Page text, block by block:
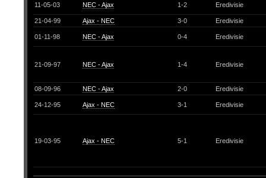
11-05-03 NEC - Ajax 1-2 Eredivisie
21-04-99 Ajax - NEC 3-0 Eredivisie
01-11-98 NEC - Ajax 0-4 Eredivisie
21-09-97 NEC - Ajax 1-4 Eredivisie
08-09-96 NEC - Ajax 2-0 Eredivisie
24-12-95 Ajax - NEC 3-1 Eredivisie
19-03-95 Ajax - NEC 5-1 Eredivisie